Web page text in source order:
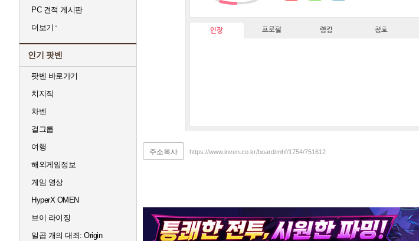
PC 견적 게시판
더보기
인기 팟벤
팟벤 바로가기
치지직
차벤
걸그룹
여행
해외게임정보
게임 영상
HyperX OMEN
브이 라이징
일곱 개의 대죄: Origin
인장 프로필 랭킹 칭호
주소복사 https://www.inven.co.kr/board/mhf/1754/751612